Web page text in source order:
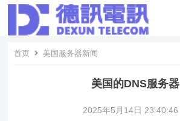
首页 美国服务器新闻
美国的DNS服务器
2025年5月14日 23:40:46